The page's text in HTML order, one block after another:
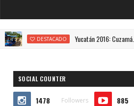
DESTACADO Yucatán 2016: Cuzamá.
SOCIAL COUNTER
1478 Followers 885